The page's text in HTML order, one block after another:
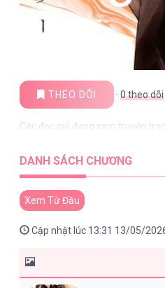
THEO DÕI ·0theo dõi
Các đọc giả đang xem truyện
DANH SÁCH CHƯƠNG
Xem Từ Đầu
Cập nhật lúc 13:31 13/05/